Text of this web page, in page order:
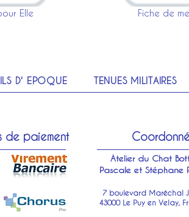
Elle Fiche de
D' EPOQUE TENUES MILITAIRES
de paiement
Atelier du Chat
Pascale et Stéphane
7 boulevard Maréchal
43000 Le Puy en Velay,